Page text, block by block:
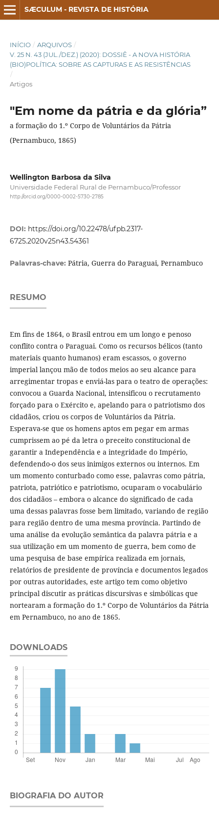
SÆCULUM - REVISTA DE HISTÓRIA
INÍCIO / ARQUIVOS /
V. 25 N. 43 (JUL./DEZ.) (2020): DOSSIÊ - A NOVA HISTÓRIA
(BIO)POLÍTICA: SOBRE AS CAPTURAS E AS RESISTÊNCIAS
/
Artigos
"Em nome da pátria e da glória”
a formação do 1.º Corpo de Voluntários da Pátria
(Pernambuco, 1865)
Wellington Barbosa da Silva
Universidade Federal Rural de Pernambuco/Professor
http://orcid.org/0000-0002-5730-2785
DOI: https://doi.org/10.22478/ufpb.2317-
6725.2020v25n43.54361
Palavras-chave: Pátria, Guerra do Paraguai, Pernambuco
RESUMO
Em fins de 1864, o Brasil entrou em um longo e penoso
conflito contra o Paraguai. Como os recursos bélicos (tanto
materiais quanto humanos) eram escassos, o governo
imperial lançou mão de todos meios ao seu alcance para
arregimentar tropas e enviá-las para o teatro de operações:
convocou a Guarda Nacional, intensificou o recrutamento
forçado para o Exército e, apelando para o patriotismo dos
cidadãos, criou os corpos de Voluntários da Pátria.
Esperava-se que os homens aptos em pegar em armas
cumprissem ao pé da letra o preceito constitucional de
garantir a Independência e a integridade do Império,
defendendo-o dos seus inimigos externos ou internos. Em
um momento conturbado como esse, palavras como pátria,
patriota, patriótico e patriotismo, ocuparam o vocabulário
dos cidadãos – embora o alcance do significado de cada
uma dessas palavras fosse bem limitado, variando de região
para região dentro de uma mesma província. Partindo de
uma análise da evolução semântica da palavra pátria e a
sua utilização em um momento de guerra, bem como de
uma pesquisa de base empírica realizada em jornais,
relatórios de presidente de província e documentos legados
por outras autoridades, este artigo tem como objetivo
principal discutir as práticas discursivas e simbólicas que
nortearam a formação do 1.º Corpo de Voluntários da Pátria
em Pernambuco, no ano de 1865.
DOWNLOADS
BIOGRAFIA DO AUTOR